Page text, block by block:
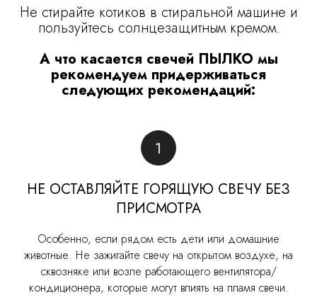
Не стирайте котиков в стиральной машине и
пользуйтесь солнцезащитным кремом.
А что касается свечей ПЫЛКО мы
рекомендуем придерживаться
следующих рекомендаций:
НЕ ОСТАВЛЯЙТЕ ГОРЯЩУЮ СВЕЧУ БЕЗ
ПРИСМОТРА
Особенно, если рядом есть дети или домашние
животные. Не зажигайте свечу на открытом воздухе, на
сквозняке или возле работающего вентилятора/
кондиционера, которые могут влиять на пламя свечи.